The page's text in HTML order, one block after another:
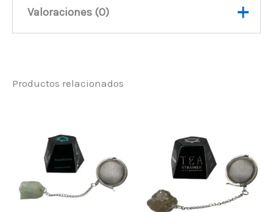
Valoraciones (0)
Debesacceder
para publicar una
valoración.
Productos relacionados